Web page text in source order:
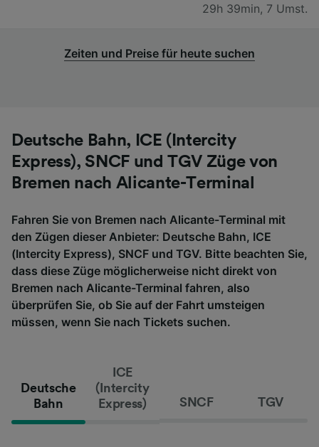
29h 39min, 7 Umst.
Zeiten und Preise für heute suchen
Deutsche Bahn, ICE (Intercity
Express), SNCF und TGV Züge von
Bremen nach Alicante-Terminal
Fahren Sie von Bremen nach Alicante-Terminal mit
den Zügen dieser Anbieter: Deutsche Bahn, ICE
(Intercity Express), SNCF und TGV. Bitte beachten Sie,
dass diese Züge möglicherweise nicht direkt von
Bremen nach Alicante-Terminal fahren, also
überprüfen Sie, ob Sie auf der Fahrt umsteigen
müssen, wenn Sie nach Tickets suchen.
Deutsche
Bahn
ICE
(Intercity
Express)
SNCF TGV